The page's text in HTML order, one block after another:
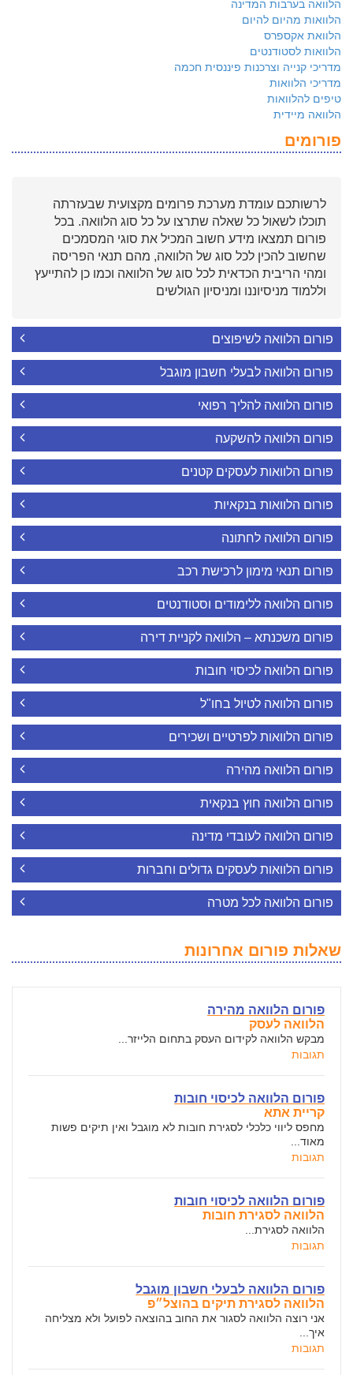
הלוואה בערבות המדינה
הלוואות מהיום להיום
הלוואת אקספרס
הלוואות לסטודנטים
מדריכי קנייה וצרכנות פיננסית חכמה
מדריכי הלוואות
טיפים להלוואות
הלוואה מיידית
פורומים
לרשותכם עומדת מערכת פרומים מקצועית שבעזרתה
תוכלו לשאול כל שאלה שתרצו על כל סוג הלוואה. בכל
פורום תמצאו מידע חשוב המכיל את סוגי המסמכים
שחשוב להכין לכל סוג של הלוואה, מהם תנאי הפריסה
ומהי הריבית הכדאית לכל סוג של הלוואה וכמו כן להתייעץ
וללמוד מניסיוננו ומניסיון הגולשים
פורום הלוואה לשיפוצים
פורום הלוואה לבעלי חשבון מוגבל
פורום הלוואה להליך רפואי
פורום הלוואה להשקעה
פורום הלוואות לעסקים קטנים
פורום הלוואות בנקאיות
פורום הלוואה לחתונה
פורום תנאי מימון לרכישת רכב
פורום הלוואה ללימודים וסטודנטים
פורום משכנתא – הלוואה לקניית דירה
פורום הלוואה לכיסוי חובות
פורום הלוואה לטיול בחו"ל
פורום הלוואות לפרטיים ושכירים
פורום הלוואה מהירה
פורום הלוואה חוץ בנקאית
פורום הלוואה לעובדי מדינה
פורום הלוואות לעסקים גדולים וחברות
פורום הלוואה לכל מטרה
שאלות פורום אחרונות
פורום הלוואה מהירה
הלוואה לעסק
מבקש הלוואה לקידום העסק בתחום הלייזר...
תגובות
פורום הלוואה לכיסוי חובות
קריית אתא
מחפס ליווי כלכלי לסגירת חובות לא מוגבל ואין תיקים פשות
מאוד...
תגובות
פורום הלוואה לכיסוי חובות
הלוואה לסגירת חובות
הלוואה לסגירת...
תגובות
פורום הלוואה לבעלי חשבון מוגבל
הלוואה לסגירת תיקים בהוצל״פ
אני רוצה הלוואה לסגור את החוב בהוצאה לפועל ולא מצליחה
איך...
תגובות